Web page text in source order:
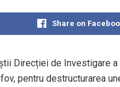
Share on
Direcției de Investigare
pentru destructurarea